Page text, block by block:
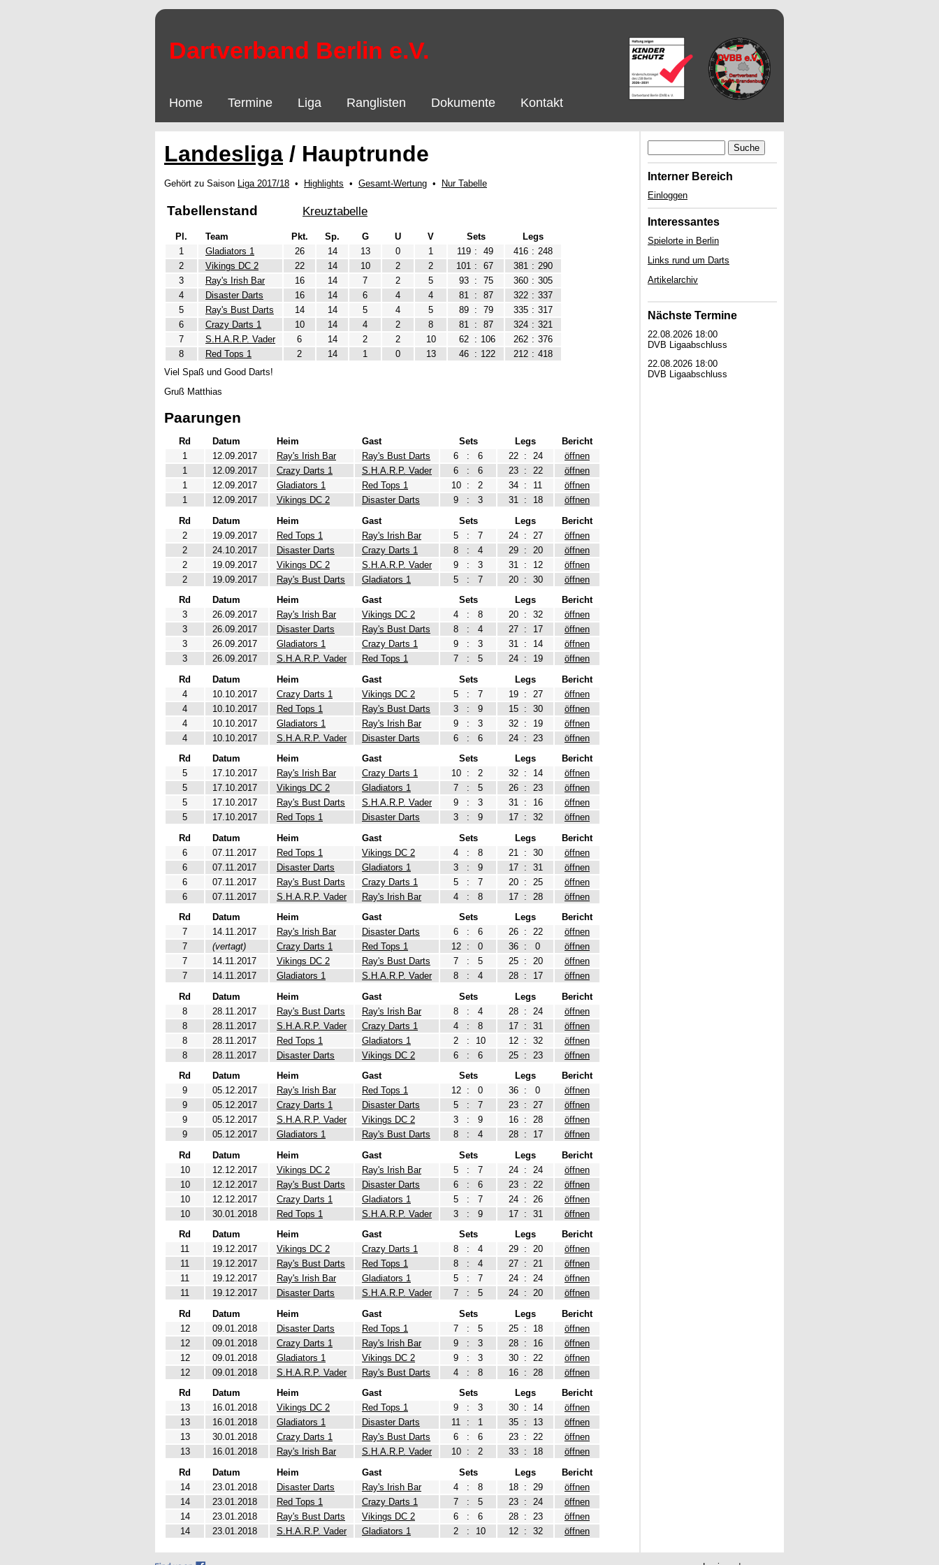
Dartverband Berlin e.V.
Home Termine Liga Ranglisten Dokumente Kontakt
Landesliga / Hauptrunde
Gehört zu Saison Liga 2017/18 • Highlights • Gesamt-Wertung • Nur Tabelle
Tabellenstand Kreuztabelle
Pl. Team Pkt. Sp. G U V Sets
Legs
1
Gladiators 1 26 14 13 0 1 119 : 49 416 : 248
2
Vikings DC 2 22 14 10 2 2 101 : 67 381 : 290
3
Ray's Irish Bar 16 14 7 2 5 93 : 75 360 : 305
4
Disaster Darts 16 14 6 4 4 81 : 87 322 : 337
5
Ray's Bust Darts 14 14 5 4 5 89 : 79 335 : 317
6
Crazy Darts 1 10 14 4 2 8 81 : 87 324 : 321
7
S.H.A.R.P. Vader 6 14 2 2 10 62 : 106 262 : 376
8
Red Tops 1 2 14 1 0 13 46 : 122 212 : 418
Viel Spaß und Good Darts!
Gruß Matthias
Paarungen
Rd Datum Heim Gast Sets Legs
Bericht
1
12.09.2017 Ray's Irish Bar Ray's Bust Darts 6 : 6 22 : 24
öffnen
1
12.09.2017 Crazy Darts 1 S.H.A.R.P. Vader 6 : 6 23 : 22
öffnen
1
12.09.2017 Gladiators 1 Red Tops 1 10 : 2 34 : 11
öffnen
1
12.09.2017 Vikings DC 2 Disaster Darts 9 : 3 31 : 18
öffnen
Rd
Datum Heim Gast Sets Legs
Bericht
2
19.09.2017 Red Tops 1 Ray's Irish Bar 5 : 7 24 : 27
öffnen
2
24.10.2017 Disaster Darts Crazy Darts 1 8 : 4 29 : 20
öffnen
2
19.09.2017 Vikings DC 2 S.H.A.R.P. Vader 9 : 3 31 : 12
öffnen
2
19.09.2017 Ray's Bust Darts Gladiators 1 5 : 7 20 : 30
öffnen
Rd
Datum Heim Gast Sets Legs
Bericht
3
26.09.2017 Ray's Irish Bar Vikings DC 2 4 : 8 20 : 32
öffnen
3
26.09.2017 Disaster Darts Ray's Bust Darts 8 : 4 27 : 17
öffnen
3
26.09.2017 Gladiators 1 Crazy Darts 1 9 : 3 31 : 14
öffnen
3
26.09.2017 S.H.A.R.P. Vader Red Tops 1 7 : 5 24 : 19
öffnen
Rd
Datum Heim Gast Sets Legs
Bericht
4
10.10.2017 Crazy Darts 1 Vikings DC 2 5 : 7 19 : 27
öffnen
4
10.10.2017 Red Tops 1 Ray's Bust Darts 3 : 9 15 : 30
öffnen
4
10.10.2017 Gladiators 1 Ray's Irish Bar 9 : 3 32 : 19
öffnen
4
10.10.2017 S.H.A.R.P. Vader Disaster Darts 6 : 6 24 : 23
öffnen
Rd
Datum Heim Gast Sets Legs
Bericht
5
17.10.2017 Ray's Irish Bar Crazy Darts 1 10 : 2 32 : 14
öffnen
5
17.10.2017 Vikings DC 2 Gladiators 1 7 : 5 26 : 23
öffnen
5
17.10.2017 Ray's Bust Darts S.H.A.R.P. Vader 9 : 3 31 : 16
öffnen
5
17.10.2017 Red Tops 1 Disaster Darts 3 : 9 17 : 32
öffnen
Rd
Datum Heim Gast Sets Legs
Bericht
6
07.11.2017 Red Tops 1 Vikings DC 2 4 : 8 21 : 30
öffnen
6
07.11.2017 Disaster Darts Gladiators 1 3 : 9 17 : 31
öffnen
6
07.11.2017 Ray's Bust Darts Crazy Darts 1 5 : 7 20 : 25
öffnen
6
07.11.2017 S.H.A.R.P. Vader Ray's Irish Bar 4 : 8 17 : 28
öffnen
Rd
Datum Heim Gast Sets Legs
Bericht
7
14.11.2017 Ray's Irish Bar Disaster Darts 6 : 6 26 : 22
öffnen
7
(vertagt) Crazy Darts 1 Red Tops 1 12 : 0 36 : 0
öffnen
7
14.11.2017 Vikings DC 2 Ray's Bust Darts 7 : 5 25 : 20
öffnen
7
14.11.2017 Gladiators 1 S.H.A.R.P. Vader 8 : 4 28 : 17
öffnen
Rd
Datum Heim Gast Sets Legs
Bericht
8
28.11.2017 Ray's Bust Darts Ray's Irish Bar 8 : 4 28 : 24
öffnen
8
28.11.2017 S.H.A.R.P. Vader Crazy Darts 1 4 : 8 17 : 31
öffnen
8
28.11.2017 Red Tops 1 Gladiators 1 2 : 10 12 : 32
öffnen
8
28.11.2017 Disaster Darts Vikings DC 2 6 : 6 25 : 23
öffnen
Rd
Datum Heim Gast Sets Legs
Bericht
9
05.12.2017 Ray's Irish Bar Red Tops 1 12 : 0 36 : 0
öffnen
9
05.12.2017 Crazy Darts 1 Disaster Darts 5 : 7 23 : 27
öffnen
9
05.12.2017 S.H.A.R.P. Vader Vikings DC 2 3 : 9 16 : 28
öffnen
9
05.12.2017 Gladiators 1 Ray's Bust Darts 8 : 4 28 : 17
öffnen
Rd
Datum Heim Gast Sets Legs
Bericht
10
12.12.2017 Vikings DC 2 Ray's Irish Bar 5 : 7 24 : 24
öffnen
10
12.12.2017 Ray's Bust Darts Disaster Darts 6 : 6 23 : 22
öffnen
10
12.12.2017 Crazy Darts 1 Gladiators 1 5 : 7 24 : 26
öffnen
10
30.01.2018 Red Tops 1 S.H.A.R.P. Vader 3 : 9 17 : 31
öffnen
Rd
Datum Heim Gast Sets Legs
Bericht
11
19.12.2017 Vikings DC 2 Crazy Darts 1 8 : 4 29 : 20
öffnen
11
19.12.2017 Ray's Bust Darts Red Tops 1 8 : 4 27 : 21
öffnen
11
19.12.2017 Ray's Irish Bar Gladiators 1 5 : 7 24 : 24
öffnen
11
19.12.2017 Disaster Darts S.H.A.R.P. Vader 7 : 5 24 : 20
öffnen
Rd
Datum Heim Gast Sets Legs
Bericht
12
09.01.2018 Disaster Darts Red Tops 1 7 : 5 25 : 18
öffnen
12
09.01.2018 Crazy Darts 1 Ray's Irish Bar 9 : 3 28 : 16
öffnen
12
09.01.2018 Gladiators 1 Vikings DC 2 9 : 3 30 : 22
öffnen
12
09.01.2018 S.H.A.R.P. Vader Ray's Bust Darts 4 : 8 16 : 28
öffnen
Rd
Datum Heim Gast Sets Legs
Bericht
13
16.01.2018 Vikings DC 2 Red Tops 1 9 : 3 30 : 14
öffnen
13
16.01.2018 Gladiators 1 Disaster Darts 11 : 1 35 : 13
öffnen
13
30.01.2018 Crazy Darts 1 Ray's Bust Darts 6 : 6 23 : 22
öffnen
13
16.01.2018 Ray's Irish Bar S.H.A.R.P. Vader 10 : 2 33 : 18
öffnen
Rd
Datum Heim Gast Sets Legs
Bericht
14
23.01.2018 Disaster Darts Ray's Irish Bar 4 : 8 18 : 29
öffnen
14
23.01.2018 Red Tops 1 Crazy Darts 1 7 : 5 23 : 24
öffnen
14
23.01.2018 Ray's Bust Darts Vikings DC 2 6 : 6 28 : 23
öffnen
14
23.01.2018 S.H.A.R.P. Vader Gladiators 1 2 : 10 12 : 32 öffnen
Suche
Interner Bereich
Einloggen
Interessantes
Spielorte in Berlin
Links rund um Darts
Artikelarchiv
Nächste Termine
22.08.2026 18:00
DVB Ligaabschluss
22.08.2026 18:00
DVB Ligaabschluss